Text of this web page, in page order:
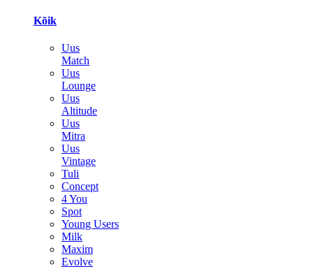
Kõik
Uus
Match
Uus
Lounge
Uus
Altitude
Uus
Mitra
Uus
Vintage
Tuli
Concept
4 You
Spot
Young Users
Milk
Maxim
Evolve